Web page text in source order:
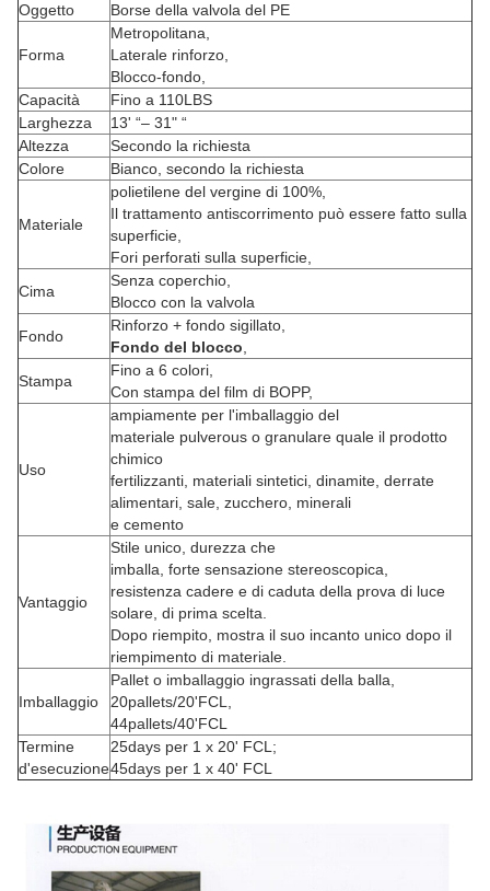
Oggetto Borse della valvola del PE
Forma
Metropolitana,
Laterale rinforzo,
Blocco-fondo,
Capacità
Fino a 110LBS
Larghezza
13' “– 31" “
Altezza
Secondo la richiesta
Colore
Bianco, secondo la richiesta
Materiale
polietilene del vergine di 100%,
Il trattamento antiscorrimento può essere fatto sulla
superficie,
Fori perforati sulla superficie,
Cima
Senza coperchio,
Blocco con la valvola
Fondo
Rinforzo + fondo sigillato,
Fondo del blocco
Stampa
Fino a 6 colori,
Con stampa del film di BOPP,
Uso
ampiamente per l'imballaggio del
materiale pulverous o granulare quale il prodotto
chimico
fertilizzanti, materiali sintetici, dinamite, derrate
alimentari, sale, zucchero, minerali
e cemento
Vantaggio
Stile unico, durezza che
imballa, forte sensazione stereoscopica,
resistenza cadere e di caduta della prova di luce
solare, di prima scelta.
Dopo riempito, mostra il suo incanto unico dopo il
riempimento di materiale.
Imballaggio
Pallet o imballaggio ingrassati della balla,
20pallets/20'FCL,
44pallets/40'FCL
Termine
d'esecuzione
25days per 1 x 20' FCL;
45days per 1 x 40' FCL